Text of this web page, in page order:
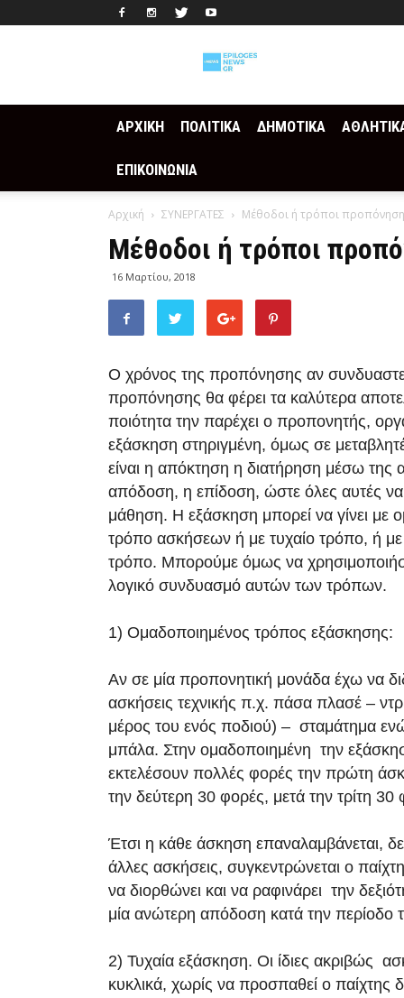
ΑΡΧΙΚΗ ΠΟΛΙΤΙΚΑ ΔΗΜΟΤΙΚΑ
ΕΠΙΚΟΙΝΩΝΙΑ
Αρχική ΣΥΝΕΡΓΑΤΕΣ Μέθοδοι ή τρόποι
Μέθοδοι ή τρόποι
16 Μαρτίου, 2018
Ο χρόνος της προπόνησης αν
προπόνησης θα φέρει τα καλύτερα
ποιότητα την παρέχει ο προπονητής,
εξάσκηση στηριγμένη, όμως σε
είναι η απόκτηση η διατήρηση μέσω της
απόδοση, η επίδοση, ώστε όλες αυτές
μάθηση. Η εξάσκηση μπορεί να γίνει με
τρόπο ασκήσεων ή με τυχαίο τρόπο, ή
τρόπο. Μπορούμε όμως να
λογικό συνδυασμό αυτών των τρόπων.
1) Ομαδοποιημένος τρόπος εξάσκησης:
Αν σε μία προπονητική μονάδα έχω να
ασκήσεις τεχνικής π.χ. πάσα πλασέ –
μέρος του ενός ποδιού) – σταμάτημα
μπάλα. Στην ομαδοποιημένη την
εκτελέσουν πολλές φορές την πρώτη
την δεύτερη 30 φορές, μετά την τρίτη 30
Έτσι η κάθε άσκηση επαναλαμβάνεται,
άλλες ασκήσεις, συγκεντρώνεται ο
να διορθώνει και να ραφινάρει την
μία ανώτερη απόδοση κατά την περίοδο
2) Τυχαία εξάσκηση. Οι ίδιες ακριβώς
κυκλικά, χωρίς να προσπαθεί ο παίχτης